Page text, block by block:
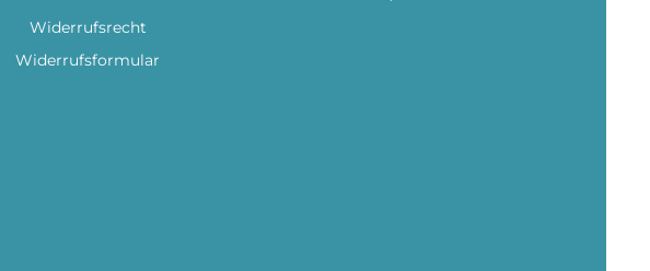
Widerrufsrecht
Widerrufsformular